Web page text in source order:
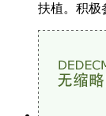
扶植。积极